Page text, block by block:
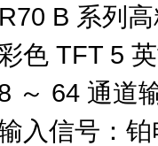
B 系列
色 TFT 5
～ 64 通道
入信号：铂